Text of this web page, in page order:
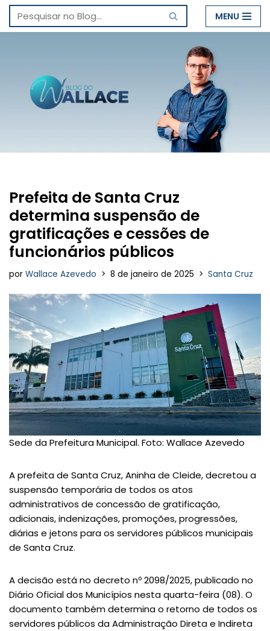
Pular
conteúdo
MENU
Prefeita de Santa Cruz
determina suspensão de
gratificações e cessões de
funcionários públicos
por Wallace Azevedo 8 de janeiro de 2025 Santa Cruz
Sede da Prefeitura Municipal. Foto: Wallace Azevedo
A prefeita de Santa Cruz, Aninha de Cleide, decretou a
suspensão temporária de todos os atos
administrativos de concessão de gratificação,
adicionais, indenizações, promoções, progressões,
diárias e jetons para os servidores públicos municipais
de Santa Cruz.
A decisão está no decreto nº 2098/2025, publicado no
Diário Oficial dos Municípios nesta quarta-feira (08). O
documento também determina o retorno de todos os
servidores públicos da Administração Direta e Indireta